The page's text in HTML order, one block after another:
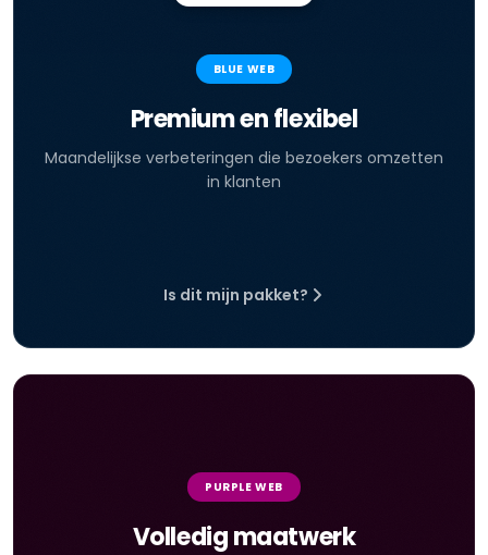
BLUE WEB
Premium en flexibel
Maandelijkse verbeteringen die bezoekers omzetten
in klanten
Is dit mijn pakket?
PURPLE WEB
Volledig maatwerk